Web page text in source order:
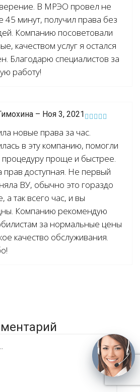
В МРЭО провел не
45 минут, получил права без
Компанию посоветовали
качеством услуг я остался
Благодарю специалистов за
работу!
– Ноя 3, 2021
новые права за час.
в эту компанию, помогли
процедуру проще и быстрее.
прав доступная. Не первый
ВУ, обычно это гораздо
а так всего час, и вы
Компанию рекомендую
за нормальные цены
качество обслуживания.